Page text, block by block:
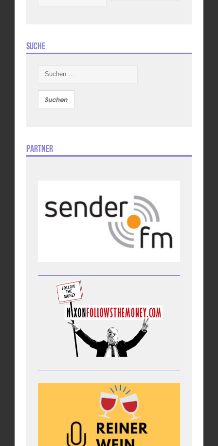
Suche
nach:
Partner